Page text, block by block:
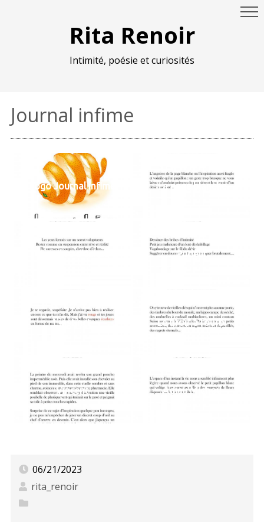
Rita Renoir
Intimité, poésie et curiosités
Journal infime
Logo Journal infime La page blanche
Chambre d'échos Pudeur
L'instinct Le tiroir à fourbi
Vincent Adieu Michou
06/21/2023
rita_renoir